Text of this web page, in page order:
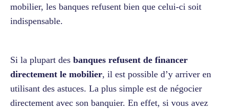
mobilier, les banques refusent bien que celui-ci soit
indispensable.
Si la plupart des banques refusent de financer
directement le mobilier, il est possible d’y arriver en
utilisant des astuces. La plus simple est de négocier
directement avec son banquier. En effet, si vous avez